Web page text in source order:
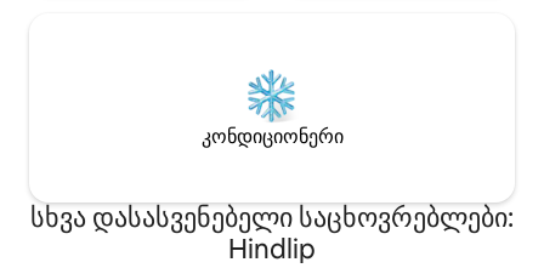
კონდიციონერი
სხვა დასასვენებელი საცხოვრებლები:
Hindlip